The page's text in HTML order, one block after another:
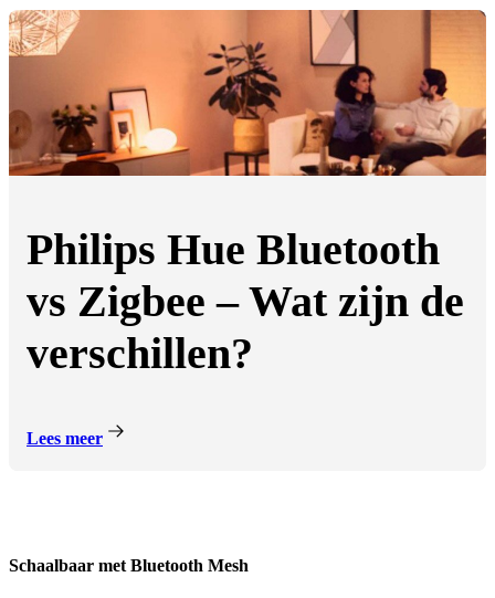
Philips Hue Bluetooth
vs Zigbee – Wat zijn de
verschillen?
Lees meer
Schaalbaar met Bluetooth Mesh